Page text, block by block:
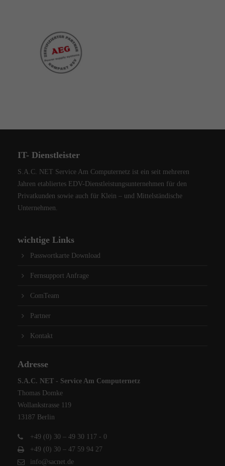
IT- Dienstleister
S.A.C. NET Service Am Computernetz ist ein seit mehreren
Jahren etabliertes EDV-Dienstleistungsunternehmen für den
Privatkunden sowie auch für Klein – und Mittelständische
Unternehmen.
wichtige Links
Passwortkarte Download
Fernsupport Anfrage
ComTeam
Partner
Kontakt
Adresse
S.A.C. NET - Service Am Computernetz
Thomas Domke
Wollankstrasse 119
13187 Berlin
+49 (0) 30 – 49 30 117 - 0
+49 (0) 30 – 47 59 94 27
info@sacnet.de